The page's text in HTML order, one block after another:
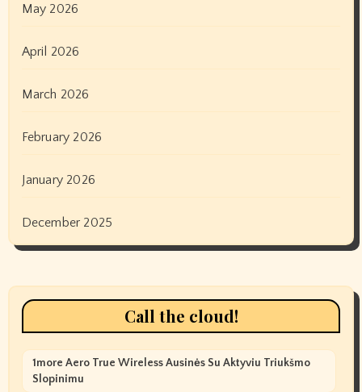
May 2026
April 2026
March 2026
February 2026
January 2026
December 2025
Call the cloud!
1more Aero True Wireless Ausinės Su Aktyviu Triukšmo
Slopinimu